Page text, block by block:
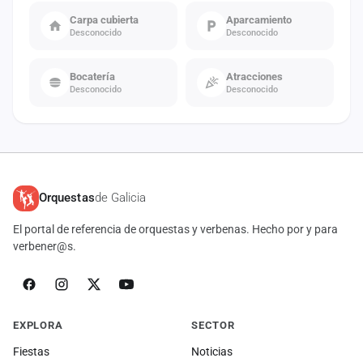
Carpa cubierta
Desconocido
Aparcamiento
Desconocido
Bocatería
Desconocido
Atracciones
Desconocido
Orquestasde Galicia
El portal de referencia de orquestas y verbenas. Hecho por y para
verbener@s.
EXPLORA
Fiestas
SECTOR
Noticias